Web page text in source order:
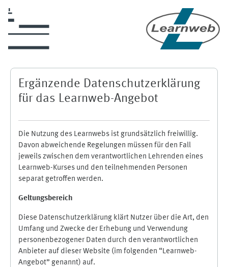
Ergänzende Datenschutzerklärung
für das Learnweb-Angebot
Die Nutzung des Learnwebs ist grundsätzlich freiwillig.
Davon abweichende Regelungen müssen für den Fall
jeweils zwischen dem verantwortlichen Lehrenden eines
Learnweb-Kurses und den teilnehmenden Personen
separat getroffen werden.
Geltungsbereich
Diese Datenschutzerklärung klärt Nutzer über die Art, den
Umfang und Zwecke der Erhebung und Verwendung
personenbezogener Daten durch den verantwortlichen
Anbieter auf dieser Website (im folgenden “Learnweb-
Angebot” genannt) auf.